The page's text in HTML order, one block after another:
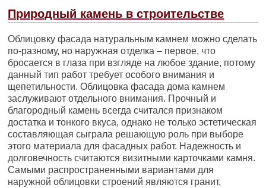
Природный камень в строительстве
Облицовку фасада натуральным камнем можно сделать
по-разному, но наружная отделка – первое, что
бросается в глаза при взгляде на любое здание, потому
данный тип работ требует особого внимания и
щепетильности. Облицовка фасада дома камнем
заслуживают отдельного внимания. Прочный и
благородный камень всегда считался признаком
достатка и тонкого вкуса, однако не только эстетическая
составляющая сыграла решающую роль при выборе
этого материала для фасадных работ. Надежность и
долговечность считаются визитными карточками камня.
Самыми распространенными вариантами для
наружной облицовки строений являются гранит,